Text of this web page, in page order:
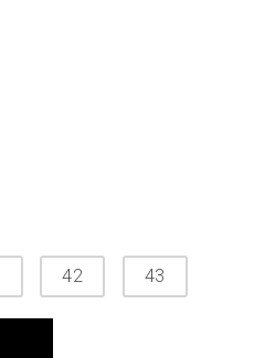
42 43